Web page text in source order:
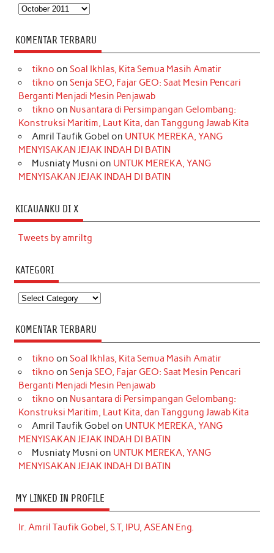
Arsip
KOMENTAR TERBARU
tikno on Soal Ikhlas, Kita Semua Masih Amatir
tikno on Senja SEO, Fajar GEO: Saat Mesin Pencari
Berganti Menjadi Mesin Penjawab
tikno on Nusantara di Persimpangan Gelombang:
Konstruksi Maritim, Laut Kita, dan Tanggung Jawab Kita
Amril Taufik Gobel on UNTUK MEREKA, YANG
MENYISAKAN JEJAK INDAH DI BATIN
Musniaty Musni on UNTUK MEREKA, YANG
MENYISAKAN JEJAK INDAH DI BATIN
KICAUANKU DI X
Tweets by amriltg
KATEGORI
Kategori
KOMENTAR TERBARU
tikno on Soal Ikhlas, Kita Semua Masih Amatir
tikno on Senja SEO, Fajar GEO: Saat Mesin Pencari
Berganti Menjadi Mesin Penjawab
tikno on Nusantara di Persimpangan Gelombang:
Konstruksi Maritim, Laut Kita, dan Tanggung Jawab Kita
Amril Taufik Gobel on UNTUK MEREKA, YANG
MENYISAKAN JEJAK INDAH DI BATIN
Musniaty Musni on UNTUK MEREKA, YANG
MENYISAKAN JEJAK INDAH DI BATIN
MY LINKED IN PROFILE
Ir. Amril Taufik Gobel, S.T, IPU, ASEAN Eng.